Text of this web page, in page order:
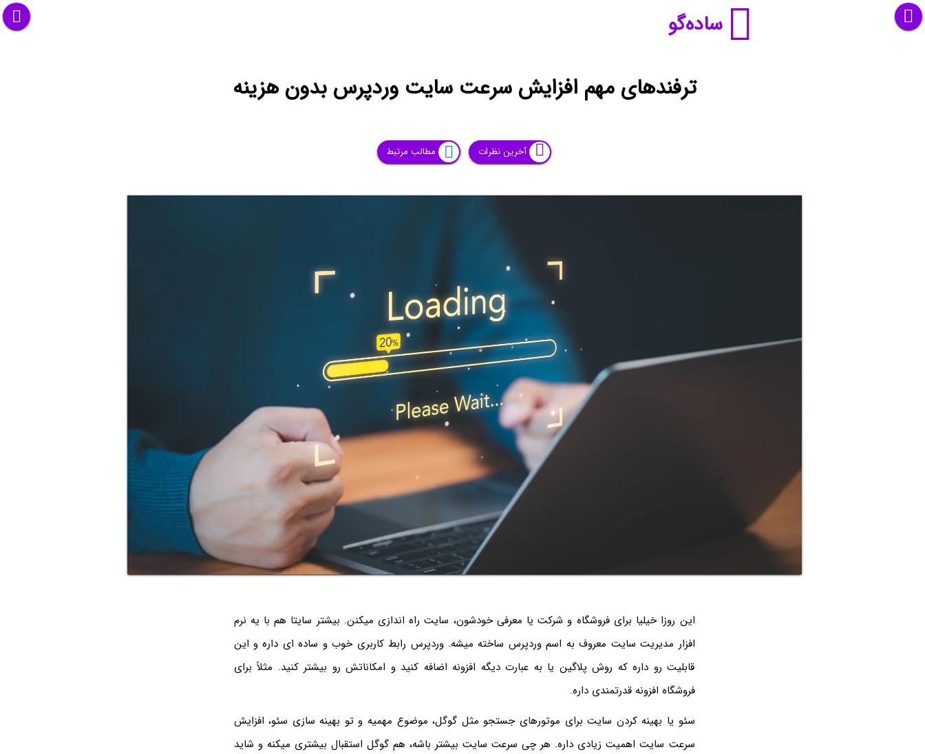
ساده‌گو
ترفندهای مهم افزایش سرعت سایت وردپرس بدون هزینه
آخرین نظرات مطالب مرتبط
این روزا خیلیا برای فروشگاه و شرکت یا معرفی خودشون، سایت راه اندازی میکنن. بیشتر سایتا هم با یه نرم
افزار مدیریت سایت معروف به اسم وردپرس ساخته میشه. وردپرس رابط کاربری خوب و ساده ای داره و این
قابلیت رو داره که روش پلاگین یا به عبارت دیگه افزونه اضافه کنید و امکاناتش رو بیشتر کنید. مثلاً برای
فروشگاه افزونه قدرتمندی داره.
سئو یا بهینه کردن سایت برای موتورهای جستجو مثل گوگل، موضوع مهمیه و تو بهینه سازی سئو، افزایش
سرعت سایت اهمیت زیادی داره. هر چی سرعت سایت بیشتر باشه، هم گوگل استقبال بیشتری میکنه و شاید